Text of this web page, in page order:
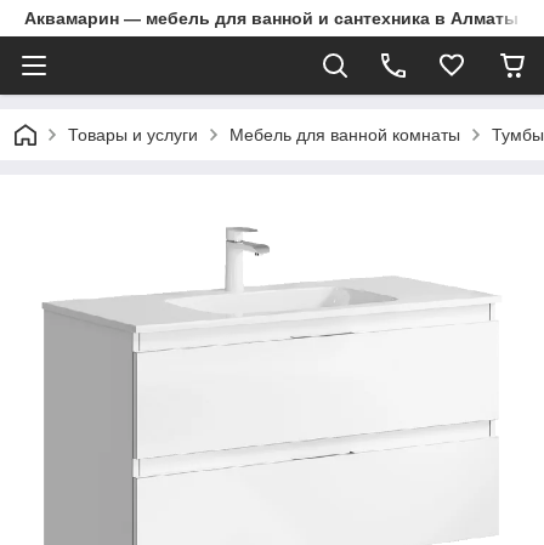
Аквамарин — мебель для ванной и сантехника в Алматы |
Товары и услуги Мебель для ванной комнаты